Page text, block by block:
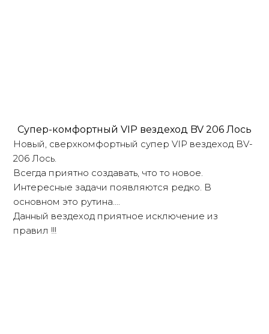
Супер-комфортный VIP вездеход BV 206 Лось
Новый, сверхкомфортный супер VIP вездеход BV-
206 Лось.
Всегда приятно создавать, что то новое.
Интересные задачи появляются редко. В
основном это рутина….
Данный вездеход приятное исключение из
правил !!!